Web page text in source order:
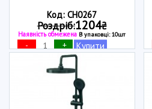
Код: CH0267
Роздріб:1204₴
Наявність обмежена В упаковці: 10шт
- + Купити